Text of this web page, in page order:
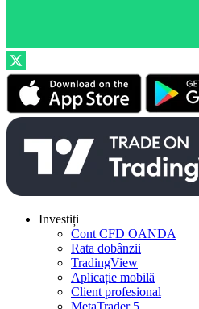
Investiți
Cont CFD OANDA
Rata dobânzii
TradingView
Aplicație mobilă
Client profesional